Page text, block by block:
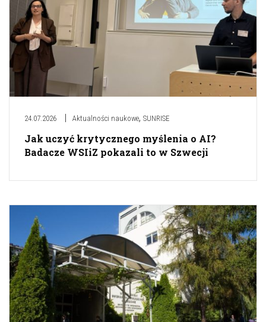
24.07.2026 Aktualności naukowe, SUNRISE
Jak uczyć krytycznego myślenia o AI?
Badacze WSIiZ pokazali to w Szwecji